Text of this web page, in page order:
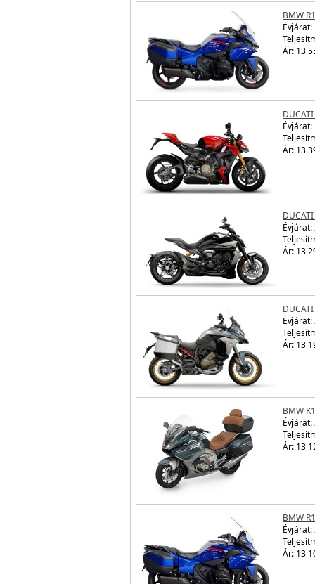
BMW
Évjárat:
Ár: 13
DUCATI
Évjárat:
Ár: 13
Évjárat:
Ár: 13
Évjárat:
Ár: 13
BMW
Évjárat:
Ár: 13
BMW
Évjárat:
Ár: 13